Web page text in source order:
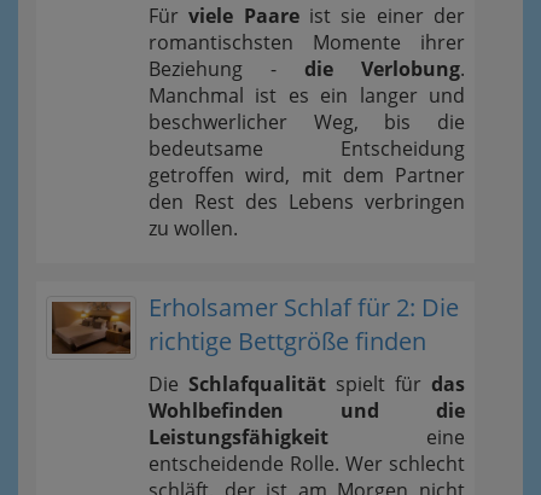
Fürviele Paareist sie einer der
romantischsten Momente ihrer
Beziehung - die Verlobung.
Manchmal ist es ein langer und
beschwerlicher Weg, bis die
bedeutsame Entscheidung
getroffen wird, mit dem Partner
den Rest des Lebens verbringen
zu wollen.
Erholsamer Schlaf für 2: Die
richtige Bettgröße finden
Die Schlafqualität spielt für das
Wohlbefinden und die
Leistungsfähigkeit eine
entscheidende Rolle. Wer schlecht